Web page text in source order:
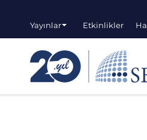
Yayınlar Etkinlikler